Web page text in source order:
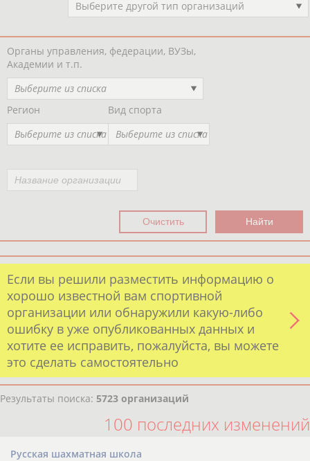
Выберите другой тип организаций
Органы управления, федерации, ВУЗы,
Академии и т.п.
Выберите из списка
Регион
Выберите из списка
Вид спорта
Выберите из списка
Если вы решили разместить информацию о
хорошо известной вам спортивной
организации или обнаружили какую-либо
ошибку в уже опубликованных данных и
хотите ее исправить, пожалуйста, вы можете
это сделать самостоятельно
Результаты поиска: 5723 организаций
100 последних изменений
Русская шахматная школа